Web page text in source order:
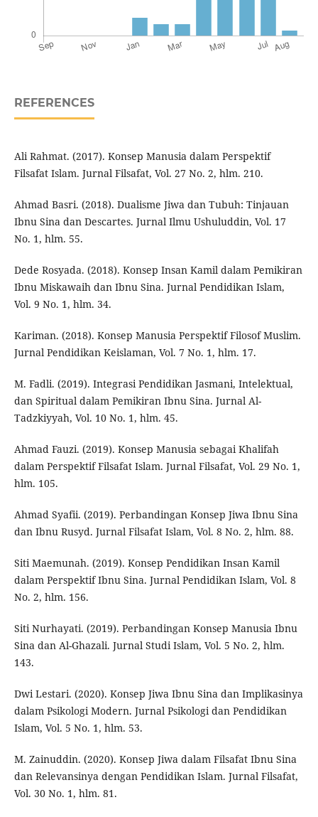
REFERENCES
Ali Rahmat. (2017). Konsep Manusia dalam Perspektif
Filsafat Islam. Jurnal Filsafat, Vol. 27 No. 2, hlm. 210.
Ahmad Basri. (2018). Dualisme Jiwa dan Tubuh: Tinjauan
Ibnu Sina dan Descartes. Jurnal Ilmu Ushuluddin, Vol. 17
No. 1, hlm. 55.
Dede Rosyada. (2018). Konsep Insan Kamil dalam Pemikiran
Ibnu Miskawaih dan Ibnu Sina. Jurnal Pendidikan Islam,
Vol. 9 No. 1, hlm. 34.
Kariman. (2018). Konsep Manusia Perspektif Filosof Muslim.
Jurnal Pendidikan Keislaman, Vol. 7 No. 1, hlm. 17.
M. Fadli. (2019). Integrasi Pendidikan Jasmani, Intelektual,
dan Spiritual dalam Pemikiran Ibnu Sina. Jurnal Al-
Tadzkiyyah, Vol. 10 No. 1, hlm. 45.
Ahmad Fauzi. (2019). Konsep Manusia sebagai Khalifah
dalam Perspektif Filsafat Islam. Jurnal Filsafat, Vol. 29 No. 1,
hlm. 105.
Ahmad Syafii. (2019). Perbandingan Konsep Jiwa Ibnu Sina
dan Ibnu Rusyd. Jurnal Filsafat Islam, Vol. 8 No. 2, hlm. 88.
Siti Maemunah. (2019). Konsep Pendidikan Insan Kamil
dalam Perspektif Ibnu Sina. Jurnal Pendidikan Islam, Vol. 8
No. 2, hlm. 156.
Siti Nurhayati. (2019). Perbandingan Konsep Manusia Ibnu
Sina dan Al-Ghazali. Jurnal Studi Islam, Vol. 5 No. 2, hlm.
143.
Dwi Lestari. (2020). Konsep Jiwa Ibnu Sina dan Implikasinya
dalam Psikologi Modern. Jurnal Psikologi dan Pendidikan
Islam, Vol. 5 No. 1, hlm. 53.
M. Zainuddin. (2020). Konsep Jiwa dalam Filsafat Ibnu Sina
dan Relevansinya dengan Pendidikan Islam. Jurnal Filsafat,
Vol. 30 No. 1, hlm. 81.